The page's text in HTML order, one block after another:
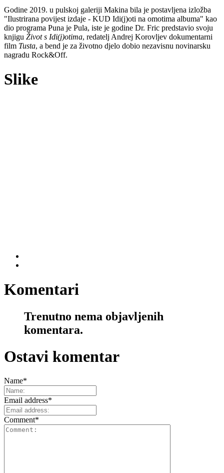
Godine 2019. u pulskoj galeriji Makina bila je postavljena izložba
"Ilustrirana povijest izdaje - KUD Idi(j)oti na omotima albuma" kao
dio programa Puna je Pula, iste je godine Dr. Fric predstavio svoju
knjigu Život s Idi(j)otima, redatelj Andrej Korovljev dokumentarni
film Tusta, a bend je za životno djelo dobio nezavisnu novinarsku
nagradu Rock&Off.
Slike
Komentari
Trenutno nema objavljenih
komentara.
Ostavi komentar
Name*
Email address*
Comment*